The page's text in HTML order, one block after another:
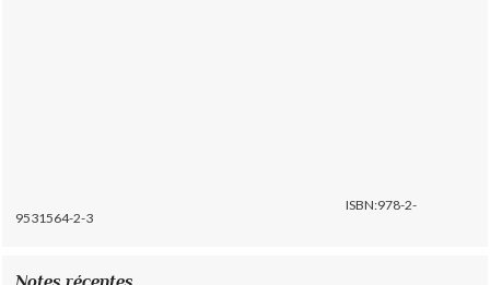
ISBN:978-2-
9531564-2-3
Notes récentes